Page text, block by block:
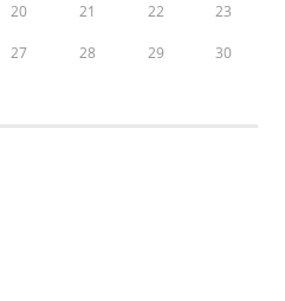
20 21 22 23
27 28 29 30